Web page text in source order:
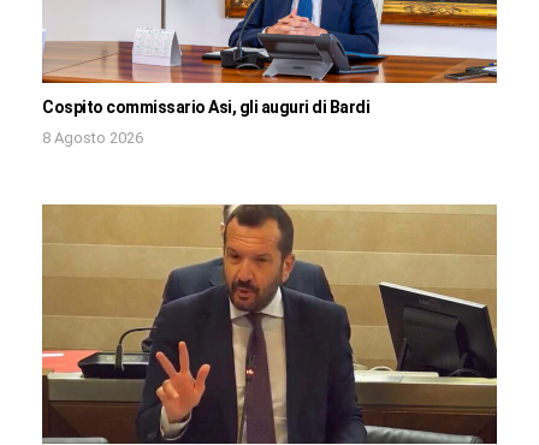
Cospito commissario Asi, gli auguri di Bardi
8 Agosto 2026